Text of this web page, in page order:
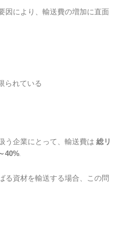
因により、輸送費の増加に直面
られている
う企業にとって、輸送費は 総リ
40%.
る資材を輸送する場合、この問